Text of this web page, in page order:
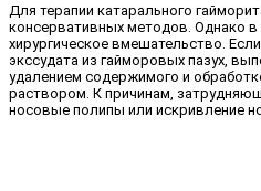
Для терапии катарального
консервативных методов. Однако в
хирургическое вмешательство.
экссудата из гайморовых пазух,
удалением содержимого и
раствором. К причинам,
носовые полипы или искривление